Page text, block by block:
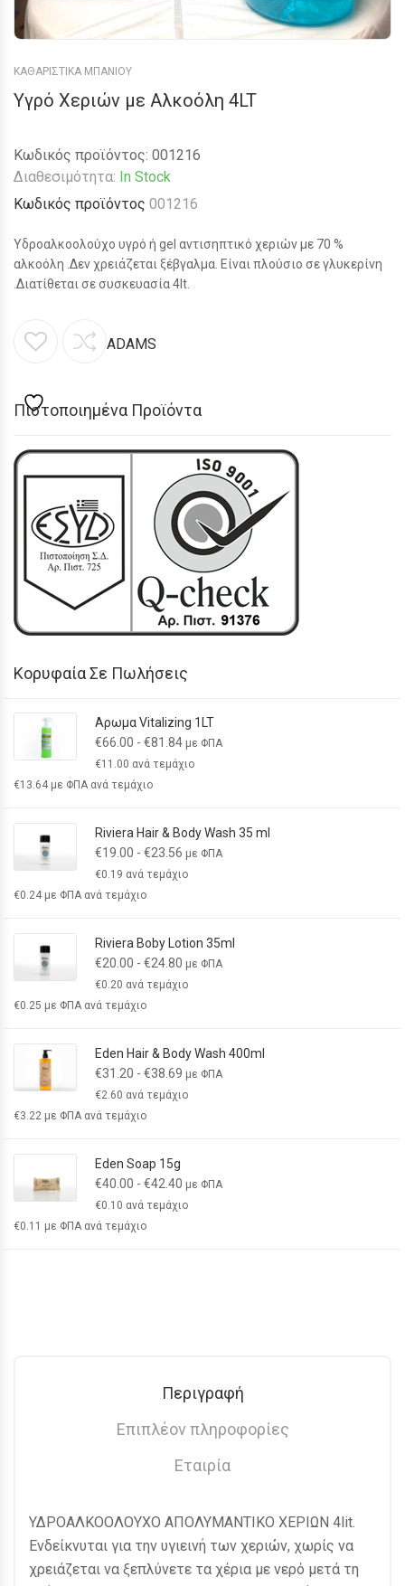
ΚΑΘΑΡΙΣΤΙΚΑ ΜΠΑΝΙΟΥ
Υγρό Χεριών με Αλκοόλη 4LT
Κωδικός προϊόντος: 001216
Διαθεσιμότητα: In Stock
Κωδικός προϊόντος 001216
Υδροαλκοολούχο υγρό ή gel αντισηπτικό χεριών με 70 %
αλκοόλη .Δεν χρειάζεται ξέβγαλμα. Είναι πλούσιο σε γλυκερίνη
.Διατίθεται σε συσκευασία 4lt.
ADAMS
Πιστοποιημένα Προϊόντα
Κορυφαία Σε Πωλήσεις
Αρωμα Vitalizing 1LT
€66.00 - €81.84 με ΦΠΑ
€11.00 ανά τεμάχιο
€13.64 με ΦΠΑ ανά τεμάχιο
Riviera Hair & Body Wash 35 ml
€19.00 - €23.56 με ΦΠΑ
€0.19 ανά τεμάχιο
€0.24 με ΦΠΑ ανά τεμάχιο
Riviera Boby Lotion 35ml
€20.00 - €24.80 με ΦΠΑ
€0.20 ανά τεμάχιο
€0.25 με ΦΠΑ ανά τεμάχιο
Eden Hair & Body Wash 400ml
€31.20 - €38.69 με ΦΠΑ
€2.60 ανά τεμάχιο
€3.22 με ΦΠΑ ανά τεμάχιο
Eden Soap 15g
€40.00 - €42.40 με ΦΠΑ
€0.10 ανά τεμάχιο
€0.11 με ΦΠΑ ανά τεμάχιο
Περιγραφή
Επιπλέον πληροφορίες
Εταιρία
ΥΔΡΟΑΛΚΟΟΛΟΥΧΟ ΑΠΟΛΥΜΑΝΤΙΚΟ ΧΕΡΙΩΝ 4lit.
Ενδείκνυται για την υγιεινή των χεριών, χωρίς να
χρειάζεται να ξεπλύνετε τα χέρια με νερό μετά τη